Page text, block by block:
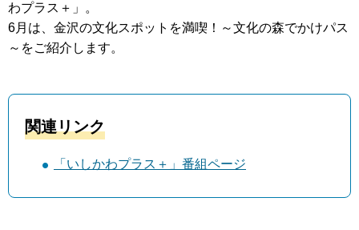
わプラス＋」。
6月は、金沢の文化スポットを満喫！～文化の森でかけパス
～をご紹介します。
関連リンク
「いしかわプラス＋」番組ページ